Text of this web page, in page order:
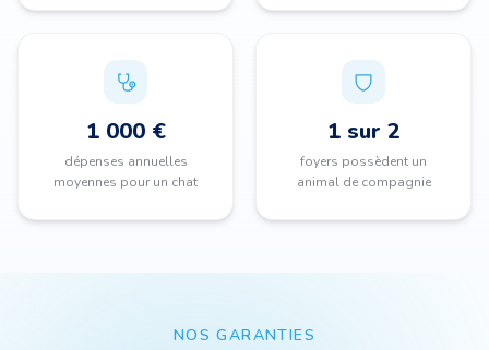
1 000 €
dépenses annuelles
moyennes pour un chat
1 sur 2
foyers possèdent un
animal de compagnie
NOS GARANTIES